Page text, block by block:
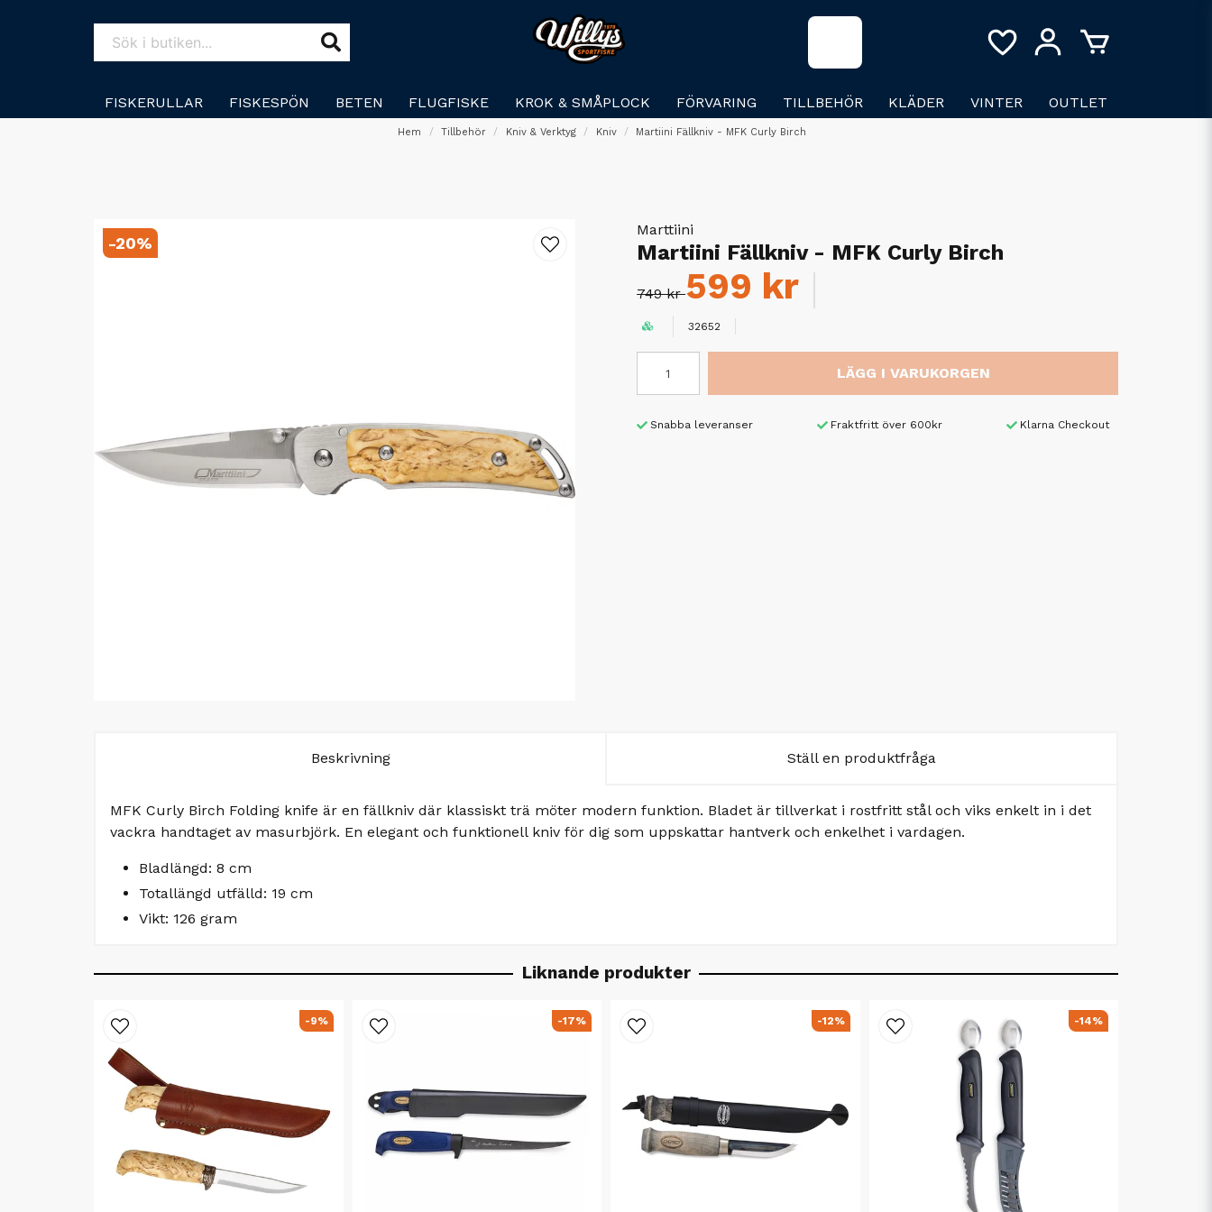
FISKERULLAR FISKESPÖN BETEN FLUGFISKE KROK & SMÅPLOCK FÖRVARING TILLBEHÖR KLÄDER VINTER OUTLET
Hem Tillbehör Kniv & Verktyg Kniv Martiini Fällkniv - MFK Curly Birch
-20%
Marttiini
Martiini Fällkniv - MFK Curly Birch
749 kr599 kr
32652
LÄGG I VARUKORGEN
Snabba leveranser Fraktfritt över 600kr Klarna Checkout
Beskrivning Ställ en produktfråga
MFK Curly Birch Folding knife är en fällkniv där klassiskt trä möter modern funktion. Bladet är tillverkat i rostfritt stål och viks enkelt in i det
vackra handtaget av masurbjörk. En elegant och funktionell kniv för dig som uppskattar hantverk och enkelhet i vardagen.
Bladlängd: 8 cm
Totallängd utfälld: 19 cm
Vikt: 126 gram
Liknande produkter
-9% -17% -12% -14%